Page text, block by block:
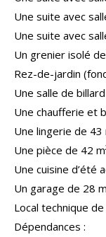
Une suite avec
Une suite avec
Un grenier isolé
Rez-de-jardin
Une salle de
Une chaufferie et
Une lingerie de 43
Une pièce de 42
Une cuisine d’été
Un garage de 28
Local technique de
Dépendances :